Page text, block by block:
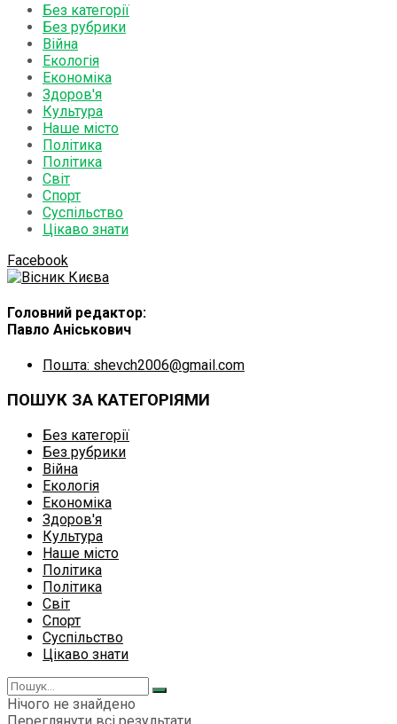
Без категорії
Без рубрики
Війна
Екологія
Економіка
Здоров'я
Культура
Наше місто
Політика
Політика
Світ
Спорт
Суспільство
Цікаво знати
Facebook
Головний редактор:
Павло Аніськович
Пошта: shevch2006@gmail.com
ПОШУК ЗА КАТЕГОРІЯМИ
Без категорії
Без рубрики
Війна
Екологія
Економіка
Здоров'я
Культура
Наше місто
Політика
Політика
Світ
Спорт
Суспільство
Цікаво знати
Нічого не знайдено